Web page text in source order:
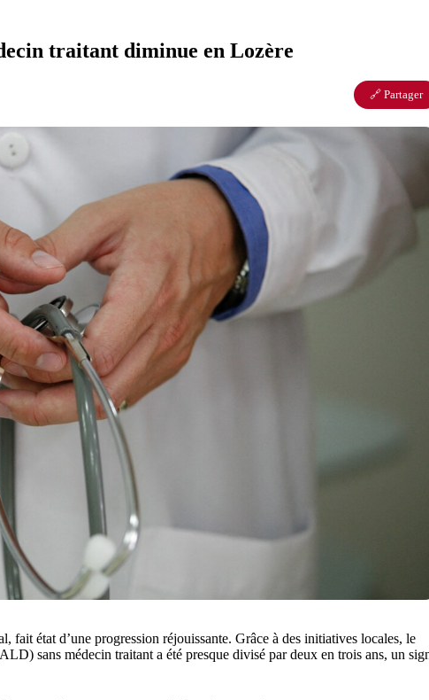
traitant diminue en Lozère
🔗 Partager
fait état d’une progression réjouissante. Grâce à des initiatives locales, le
sans médecin traitant a été presque divisé par deux en trois ans, un